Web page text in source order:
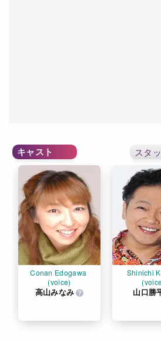
スタ
キャスト
Conan Edogawa
(voice)
高山みなみ
Shinichi
山口勝